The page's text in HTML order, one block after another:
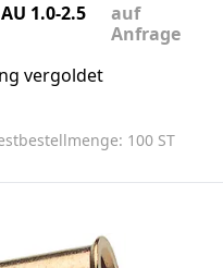
1.0-2.5
vergoldet
auf
Anfrage
100 ST